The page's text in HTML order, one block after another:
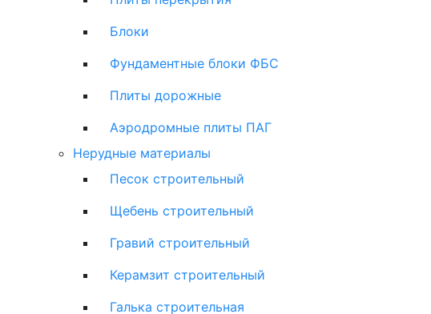
Блоки
Фундаментные блоки ФБС
Плиты дорожные
Аэродромные плиты ПАГ
Нерудные материалы
Песок строительный
Щебень строительный
Гравий строительный
Керамзит строительный
Галька строительная